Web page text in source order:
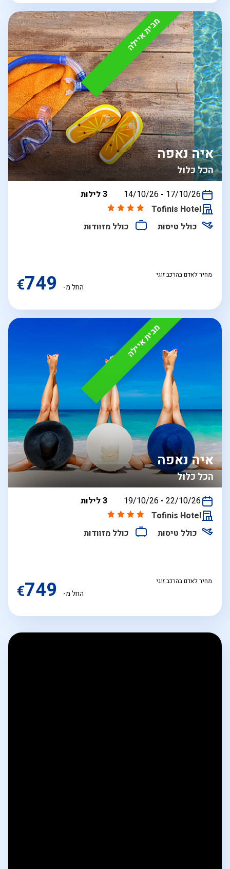
מבית איילה
הכל כלול
איה נאפה
בין
14/10/26 - 17/10/26
3 לילות
Tofinis Hotel
כולל טיסות
כולל מזוודות
מחיר לאדם בהרכב זוגי
החל מ- €749
מבית איילה
הכל כלול
איה נאפה
בין
19/10/26 - 22/10/26
3 לילות
Tofinis Hotel
כולל טיסות
כולל מזוודות
מחיר לאדם בהרכב זוגי
החל מ- €749